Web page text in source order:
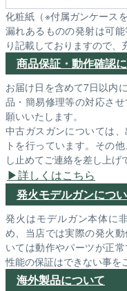
化粧紙（※付属ガンケース
漏れあるものの発射は可
り記載しておりますので、
商品保証・動作確認
お届け日を含めて7日以内
品・簡易修理等の対応さ
願いいたします。
中古ガスガンについては
トを行っています。その
し止めてご連絡を差し上げ
詳しくはこちら
発火モデルガンにつ
発火はモデルガン本体に
め、当店では実際の発火
いては動作やパーツが正
性能の保証はできない事を
海外製品について